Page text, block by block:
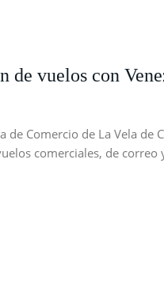
vuelos con
de Comercio de La Vela
comerciales, de correo